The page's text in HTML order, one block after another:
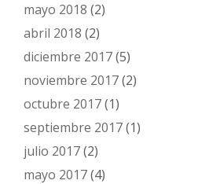
mayo 2018 (2)
abril 2018 (2)
diciembre 2017(5)
noviembre 2017(2)
octubre 2017(1)
septiembre 2017(1)
julio 2017(2)
mayo 2017(4)